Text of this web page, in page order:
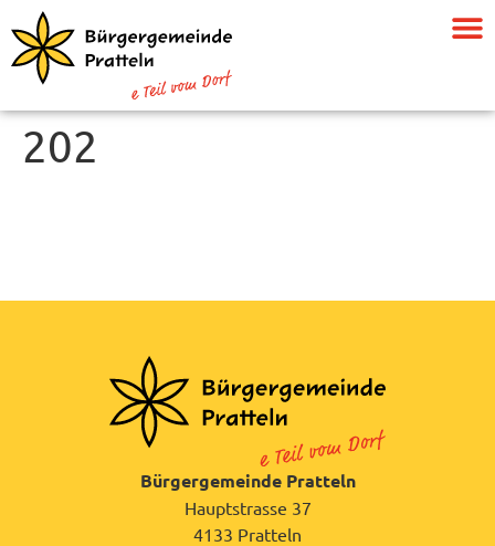
202
Bürgergemeinde Pratteln
Hauptstrasse 37
4133 Pratteln